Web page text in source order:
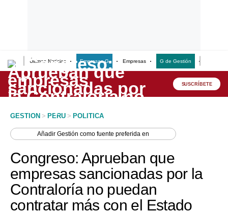
Últimas Noticias Empresas G Empresas G de Gestión
Lo último
Peru Quiosco
Economía
Mercados
Perú
SUSCRÍBETE
GESTION > PERU > POLITICA
AñadirGestión como fuente preferida en
Congreso: Aprueban que
empresas sancionadas por la
Contraloría no puedan
contratar más con el Estado